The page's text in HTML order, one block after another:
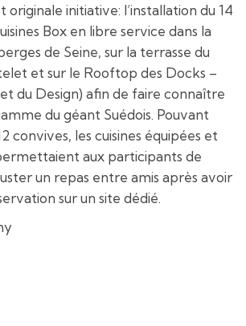
initiative: l’installation du 14
Box en libre service dans la
de Seine, sur la terrasse du
et sur le Rooftop des Docks –
du Design) afin de faire connaître
du géant Suédois. Pouvant
convives, les cuisines équipées et
aux participants de
un repas entre amis après avoir
sur un site dédié.